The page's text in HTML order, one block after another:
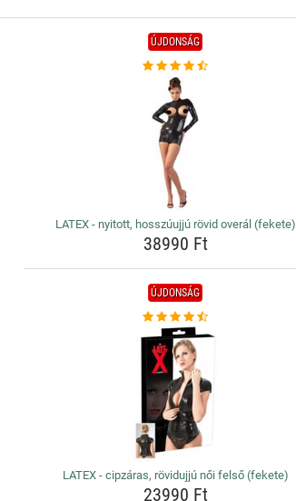
ÚJDONSÁG
LATEX - nyitott, hosszúujjú rövid overál (fekete)
38990 Ft
ÚJDONSÁG
LATEX - cipzáras, rövidujjú női felső (fekete)
23990 Ft